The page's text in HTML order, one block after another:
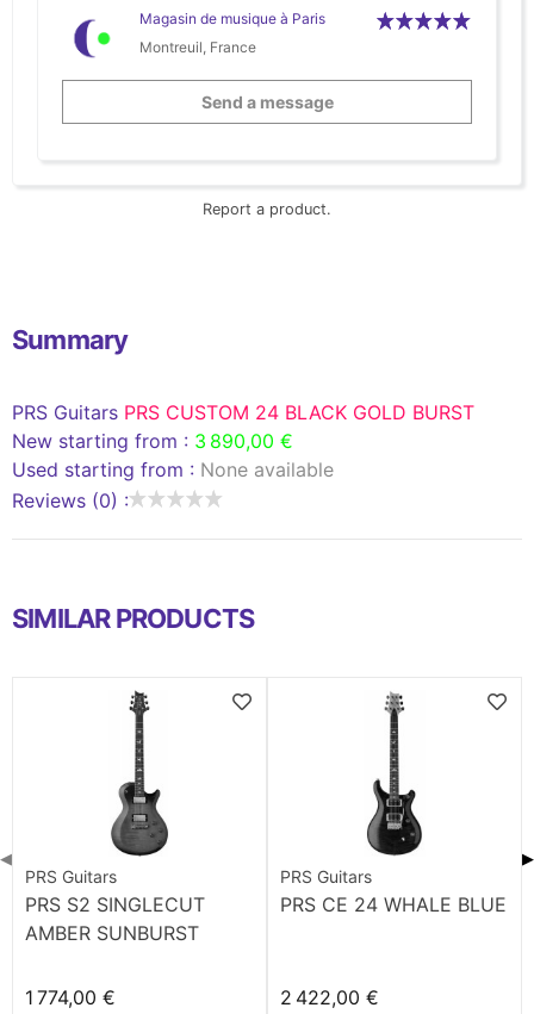
Magasin de musique à Paris
Montreuil, France
Send a message
Report a product.
Summary
PRS Guitars PRS CUSTOM 24 BLACK GOLD BURST
New starting from : 3 890,00 €
Used starting from : None available
Reviews (0) :
SIMILAR PRODUCTS
PRS Guitars
PRS S2 SINGLECUT
AMBER SUNBURST
1 774,00 €
PRS Guitars
PRS CE 24 WHALE BLUE
2 422,00 €
◀ ▶